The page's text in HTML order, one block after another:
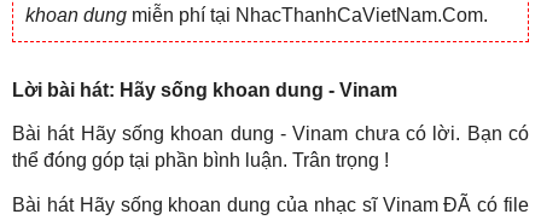
khoan dung miễn phí tại NhacThanhCaVietNam.Com.
Lời bài hát: Hãy sống khoan dung - Vinam
Bài hát Hãy sống khoan dung - Vinam chưa có lời. Bạn có
thể đóng góp tại phần bình luận. Trân trọng !
Bài hát Hãy sống khoan dung của nhạc sĩ Vinam ĐÃ có file